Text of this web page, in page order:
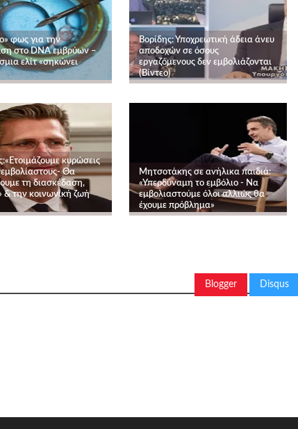
φως για την
στο DNA εμβρύων –
ελίτ «σηκώνει
Βορίδης: Υποχρεωτική άδεια άνευ
αποδοχών σε όσους
εργαζόμενους δεν εμβολιάζονται
(Βίντεο)
κυρώσεις
Θα
τη διασκέδαση,
& την κοινωνική ζωή
Μητσοτάκης σε ανήλικα παιδιά:
«Υπερδύναμη το εμβόλιο - Να
εμβολιαστούμε όλοι αλλιώς θα
έχουμε πρόβλημα»
Blogger Disqus